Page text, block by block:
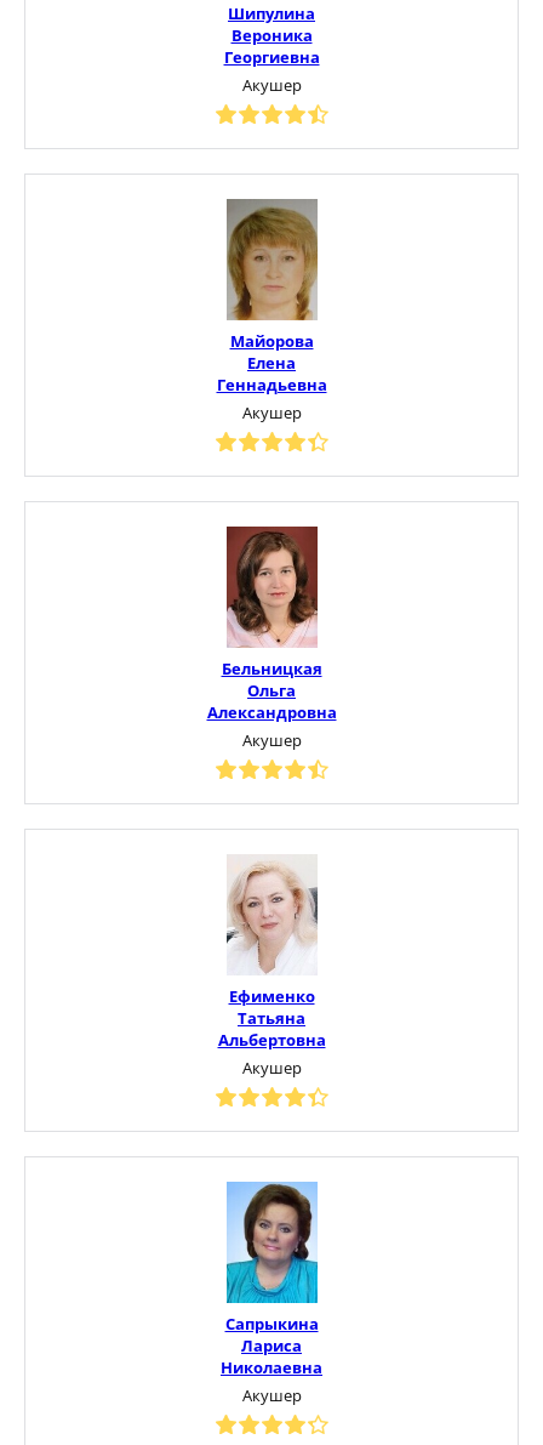
Шипулина
Вероника
Георгиевна
Акушер
Майорова
Елена
Геннадьевна
Акушер
Бельницкая
Ольга
Александровна
Акушер
Ефименко
Татьяна
Альбертовна
Акушер
Сапрыкина
Лариса
Николаевна
Акушер